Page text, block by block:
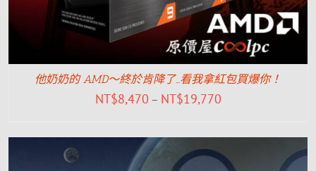
他奶奶的 AMD～終於肯降了…看我拿紅包買爆你！
NT$8,470 – NT$19,770